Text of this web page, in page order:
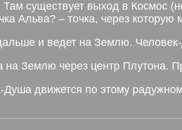
существует выход в Космос
Альва? – точка, через
и ведет на Землю.
на Землю через центр Плутона.
Душа движется по этому